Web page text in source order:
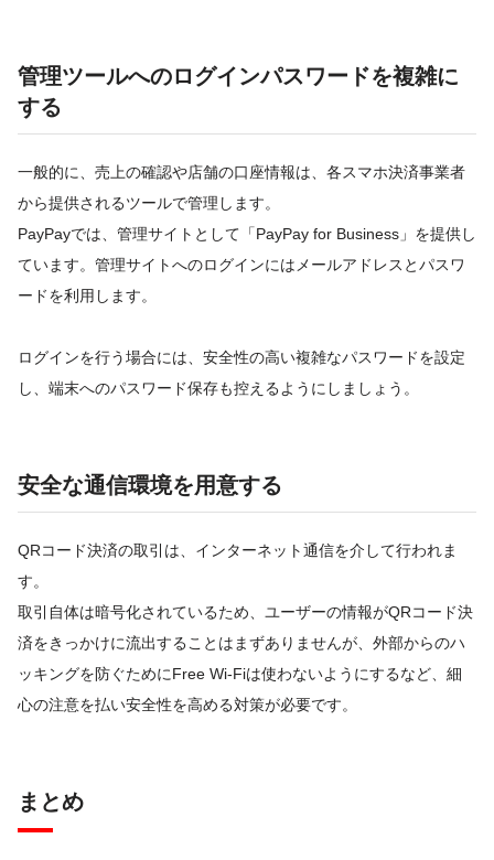
管理ツールへのログインパスワードを複雑に
する
一般的に、売上の確認や店舗の口座情報は、各スマホ決済事業者
から提供されるツールで管理します。
PayPayでは、管理サイトとして「PayPay for Business」を提供し
ています。管理サイトへのログインにはメールアドレスとパスワ
ードを利用します。
ログインを行う場合には、安全性の高い複雑なパスワードを設定
し、端末へのパスワード保存も控えるようにしましょう。
安全な通信環境を用意する
QRコード決済の取引は、インターネット通信を介して行われま
す。
取引自体は暗号化されているため、ユーザーの情報がQRコード決
済をきっかけに流出することはまずありませんが、外部からのハ
ッキングを防ぐためにFree Wi-Fiは使わないようにするなど、細
心の注意を払い安全性を高める対策が必要です。
まとめ